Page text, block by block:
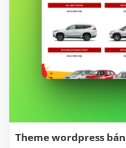
Theme wordpress